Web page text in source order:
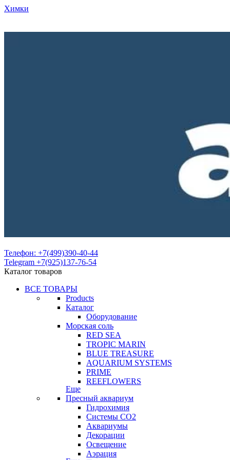
Химки
Телефон: +7(499)390-40-44
Telegram +7(925)137-76-54
Каталог товаров
ВСЕ ТОВАРЫ
Products
Каталог
Оборудование
Морская соль
RED SEA
TROPIC MARIN
BLUE TREASURE
AQUARIUM SYSTEMS
PRIME
REEFLOWERS
Еще
Пресный аквариум
Гидрохимия
Системы СО2
Аквариумы
Декорации
Освещение
Аэрация